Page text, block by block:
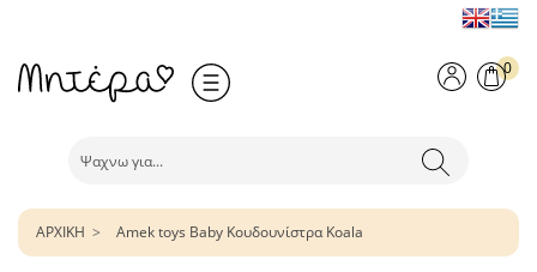
0
ΑΡΧΙΚΗ Amek toys Baby Κουδουνίστρα Koala